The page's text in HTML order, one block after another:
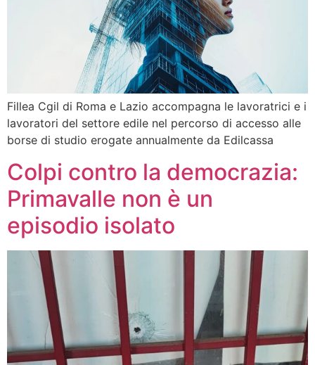
Fillea Cgil di Roma e Lazio accompagna le lavoratrici e i
lavoratori del settore edile nel percorso di accesso alle
borse di studio erogate annualmente da Edilcassa
Colpi contro la democrazia:
Primavalle non è un
episodio isolato